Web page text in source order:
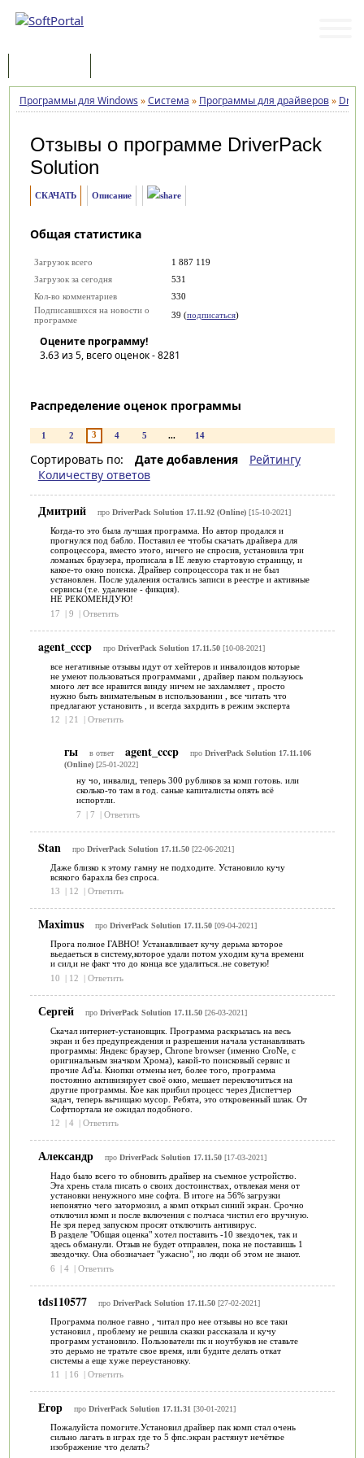
Программы для Windows »Система » Программы для драйверов»
Отзывы о программе DriverPack
Solution
СКАЧАТЬ Описание
Общая статистика
Загрузок всего
1 887 119
Загрузок за сегодня
531
Кол-во комментариев
330
Подписавшихся на новости о
программе
39 (подписаться)
Оцените программу!
3.63из 5, всего оценок -8281
Распределение оценок программы
1 2 3 4 5 ... 14
Сортировать по: Дате добавления
Рейтингу
Количеству ответов
Дмитрий про DriverPack Solution 17.11.92 (Online)[15-10-2021]
Когда-то это была лучшая программа. Но автор продался и
прогнулся под бабло. Поставил ее чтобы скачать драйвера для
сопроцессора, вместо этого, ничего не спросив, установила три
ломаных браузера, прописала в IE левую стартовую страницу, и
какое-то окно поиска. Драйвер сопроцессора так и не был
установлен. После удаления остались записи в реестре и активные
сервисы (т.е. удаление - фикция).
НЕ РЕКОМЕНДУЮ!
17
| 9 | Ответить
agent_cccp про DriverPack Solution 17.11.50[10-08-2021]
все негативные отзывы идут от хейтеров и инвалоидов которые
не умеют пользоваться программами , драйвер паком пользуюсь
много лет все нравится винду ничем не захламляет , просто
нужно быть внимательным в использовании , все читать что
предлагают установить , и всегда захрдить в режим эксперта
12
| 21 | Ответить
гы в ответ agent_cccp про DriverPack Solution 17.11.106
(Online)[25-01-2022]
ну чо, инвалид, теперь 300 рубликов за комп готовь. или
сколько-то там в год. саные капиталисты опять всё
испортли.
7
| 7 | Ответить
Stan про DriverPack Solution 17.11.50[22-06-2021]
Даже близко к этому гамну не подходите. Установило кучу
всякого барахла без спроса.
13
| 12 | Ответить
Maximus про DriverPack Solution 17.11.50[09-04-2021]
Прога полное ГАВНО! Устанавливает кучу дерьма которое
вьедаеться в систему,которое удали потом уходим куча времени
и сил,и не факт что до конца все удалиться..не советую!
10
| 12 | Ответить
Сергей про DriverPack Solution 17.11.50[26-03-2021]
Скачал интернет-установщик. Программа раскрылась на весь
экран и без предупреждения и разрешения начала устанавливать
программы: Яндекс браузер, Chrone browser (именно CroNe, с
оригинальным значком Хрома), какой-то поисковый сервис и
прочие Ad'ы. Кнопки отмены нет, более того, программа
постоянно активизирует своё окно, мешает переключиться на
другие программы. Кое как прибил процесс через Диспетчер
задач, теперь вычищаю мусор. Ребята, это откровенный шлак. От
Софтпортала не ожидал подобного.
12
| 4 | Ответить
Александр про DriverPack Solution 17.11.50[17-03-2021]
Надо было всего то обновить драйвер на съемное устройство.
Эта хрень стала писать о своих достоинствах, отвлекая меня от
установки ненужного мне софта. В итоге на 56% загрузки
непонятно чего затормозил, а комп открыл синий экран. Срочно
отключил комп и после включения с полчаса чистил его вручную.
Не зря перед запуском просят отключить антивирус.
В разделе "Общая оценка" хотел поставить -10 звездочек, так и
здесь обманули. Отзыв не будет отправлен, пока не поставишь 1
звездочку. Она обозначает "ужасно", но люди об этом не знают.
6
| 4 | Ответить
tds110577 про DriverPack Solution 17.11.50[27-02-2021]
Программа полное гавно , читал про нее отзывы но все таки
установил , проблему не решила сказки рассказала и кучу
программ установило. Пользователи пк и ноутбуков не ставьте
это дерьмо не тратьте свое время, или будите делать откат
системы а еще хуже переустановку.
11
| 16 | Ответить
Егор про DriverPack Solution 17.11.31 [30-01-2021]
Пожалуйста помогите.Установил драйвер пак комп стал очень
сильно лагать в играх где то 5 фпс.экран растянут нечёткое
изображение что делать?